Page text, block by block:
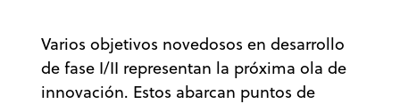
Varios objetivos novedosos en desarrollo
de fase I/II representan la próxima ola de
innovación. Estos abarcan puntos de